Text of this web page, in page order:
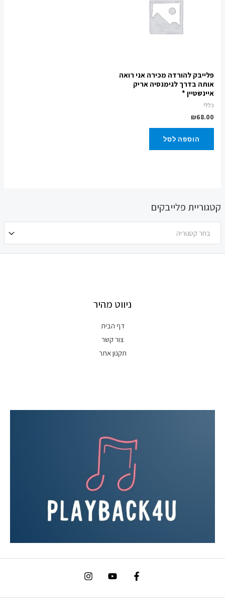
קטגוריית פלייבקים
בחר קטגוריה
פלייבק להורדה מכירה אני רואה
אותה בדרך לגימנסיה אריק
איינשטיין *
כללי
₪68.00
הוספה לסל
ניווט מהיר
דף הבית
צור קשר
תקנון אתר